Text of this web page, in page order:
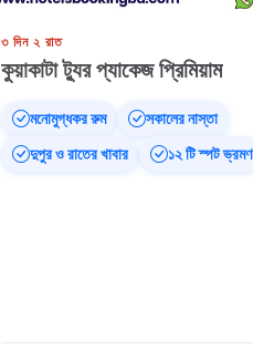
৩ দিন ২ রাত
কুয়াকাটা ট্যুর প্যাকেজ প্রিমিয়াম
মনোমুগ্ধকর রুম
সকালের নাস্তা
দুপুর ও রাতের খাবার
১২ টি স্পট ভ্রমণ